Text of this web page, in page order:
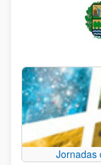
Jornadas